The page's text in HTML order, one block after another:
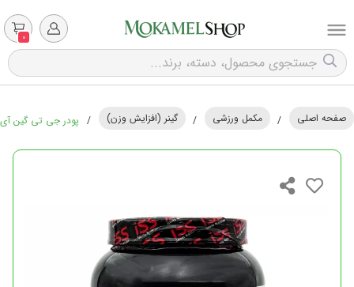
0
صفحه اصلی / مکمل ورزشی / گینر (افزایش وزن) / پودر جی تی گین آی اس